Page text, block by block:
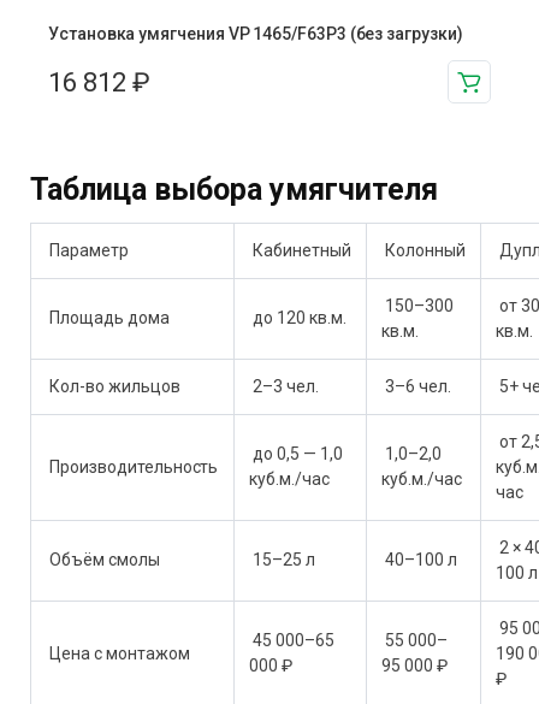
Установка умягчения VP 1465/F63P3 (без загрузки)
16 812 ₽
Таблица выбора умягчителя
Параметр Кабинетный Колонный
Площадь дома до 120 кв.м.
150–300
кв.м.
от
кв.м.
Кол-во жильцов 2–3 чел. 3–6 чел. 5+
Производительность
до 0,5 — 1,0
куб.м./час
1,0–2,0
куб.м./час
от
час
Объём смолы 15–25 л 40–100 л
2 ×
100 л
Цена с монтажом
45 000–65
000 ₽
55 000–
95 000 ₽
95
190
₽